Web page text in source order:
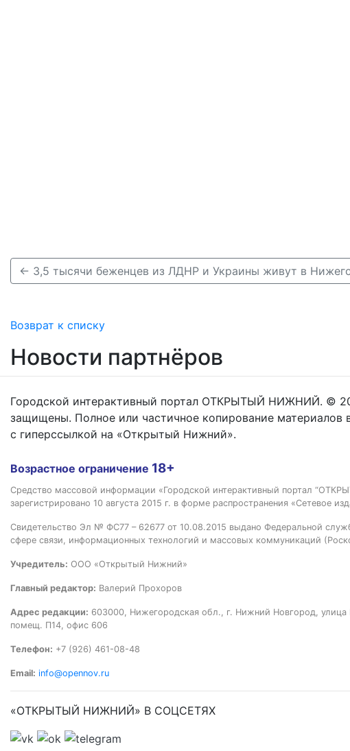
Возврат к списку
Новости партнёров
Городской интерактивный портал ОТКРЫТЫЙ НИЖНИЙ. ©
защищены. Полное или частичное копирование материалов
с гиперссылкой на «Открытый Нижний».
Возрастное ограничение 18+
Средство массовой информации «Городской интерактивный портал
зарегистрировано 10 августа 2015 г. в форме распространения «Сетевое
Свидетельство Эл № ФС77 – 62677 от 10.08.2015 выдано Федеральной
сфере связи, информационных технологий и массовых коммуникаций
Учредитель: ООО «Открытый Нижний»
Главный редактор: Валерий Прохоров
Адрес редакции: 603000, Нижегородская обл., г. Нижний Новгород, улица
помещ. П14, офис 606
Телефон: +7 (926) 461-08-48
Email: info@opennov.ru
«ОТКРЫТЫЙ НИЖНИЙ» В СОЦСЕТЯХ